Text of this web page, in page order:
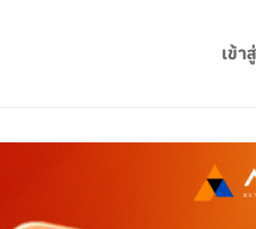
เข้า